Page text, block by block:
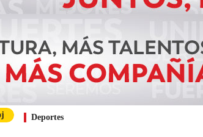
Deportes